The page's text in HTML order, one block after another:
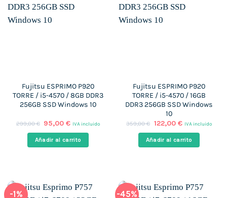
Fujitsu ESPRIMO P920
TORRE / i5-4570 / 8GB DDR3
256GB SSD Windows 10
299,00€ El
original
era:
95,00€El
actual
es:
IVA incluido
Añadir al carrito
Fujitsu ESPRIMO P920
TORRE / i5-4570 / 16GB
DDR3 256GB SSD Windows
10
359,00€ El
original
era:
122,00 €El
actual
es:
IVA incluido
Añadir al carrito
-1% -45%